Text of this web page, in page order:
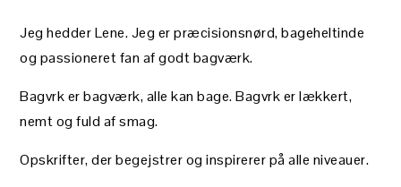
Jeg hedder Lene. Jeg er præcisionsnørd, bageheltinde
og passioneret fan af godt bagværk.
Bagvrk er bagværk, alle kan bage. Bagvrk er lækkert,
nemt og fuld af smag.
Opskrifter, der begejstrer og inspirerer på alle niveauer.